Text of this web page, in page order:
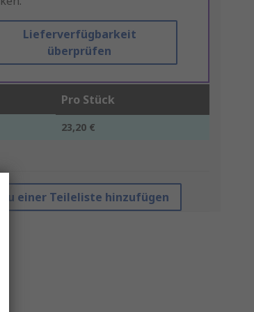
Lieferverfügbarkeit
überprüfen
Pro Stück
23,20 €
Zu einer Teileliste hinzufügen